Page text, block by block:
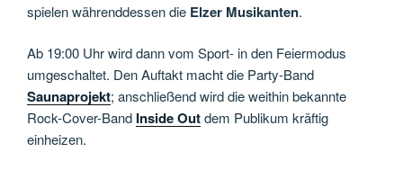
spielen währenddessen die Elzer Musikanten.
Ab 19:00 Uhr wird dann vom Sport- in den Feiermodus
umgeschaltet. Den Auftakt macht die Party-Band
Saunaprojekt; anschließend wird die weithin bekannte
Rock-Cover-Band Inside Outdem Publikum kräftig
einheizen.